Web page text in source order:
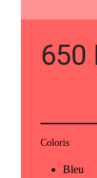
650
Coloris
Bleu